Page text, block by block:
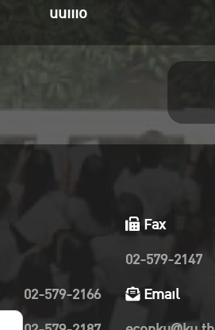
uuiiio
02-579-2166
Fax
02-579-2147
Email